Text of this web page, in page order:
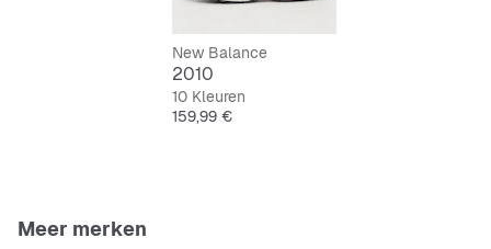
New Balance
2010
10 Kleuren
Prijs
159,99 €
Meer merken